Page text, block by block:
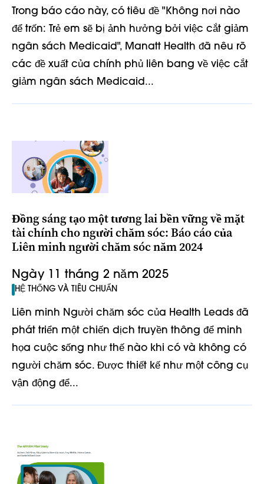
Trong báo cáo này, có tiêu đề "Không nơi nào
để trốn: Trẻ em sẽ bị ảnh hưởng bởi việc cắt giảm
ngân sách Medicaid", Manatt Health đã nêu rõ
các đề xuất của chính phủ liên bang về việc cắt
giảm ngân sách Medicaid...
Đồng sáng tạo một tương lai bền vững về mặt
tài chính cho người chăm sóc: Báo cáo của
Liên minh người chăm sóc năm 2024
Ngày 11 tháng 2 năm 2025
HỆ THỐNG VÀ TIÊU CHUẨN
Liên minh Người chăm sóc của Health Leads đã
phát triển một chiến dịch truyền thông để minh
họa cuộc sống như thế nào khi có và không có
người chăm sóc. Được thiết kế như một công cụ
vận động để...